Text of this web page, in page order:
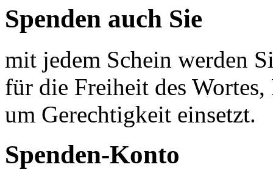
Spenden auch Sie
mit jedem Schein werden
für die Freiheit des
um Gerechtigkeit einsetzt.
Spenden-Konto